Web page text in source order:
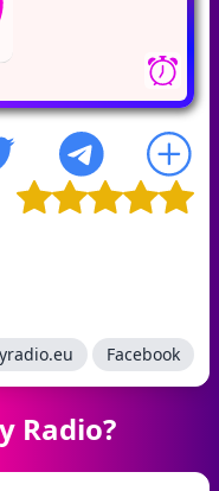
Facebook
Radio?